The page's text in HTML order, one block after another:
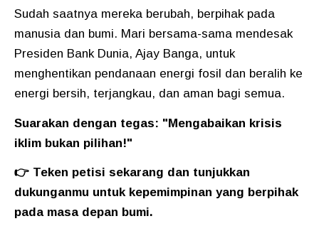
Sudah saatnya mereka berubah, berpihak pada
manusia dan bumi. Mari bersama-sama mendesak
Presiden Bank Dunia, Ajay Banga, untuk
menghentikan pendanaan energi fosil dan beralih ke
energi bersih, terjangkau, dan aman bagi semua.
Suarakan dengan tegas: "Mengabaikan krisis
iklim bukan pilihan!"
👉 Teken petisi sekarang dan tunjukkan
dukunganmu untuk kepemimpinan yang berpihak
pada masa depan bumi.